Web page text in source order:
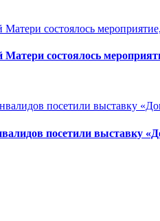
состоялось
посетили выставку